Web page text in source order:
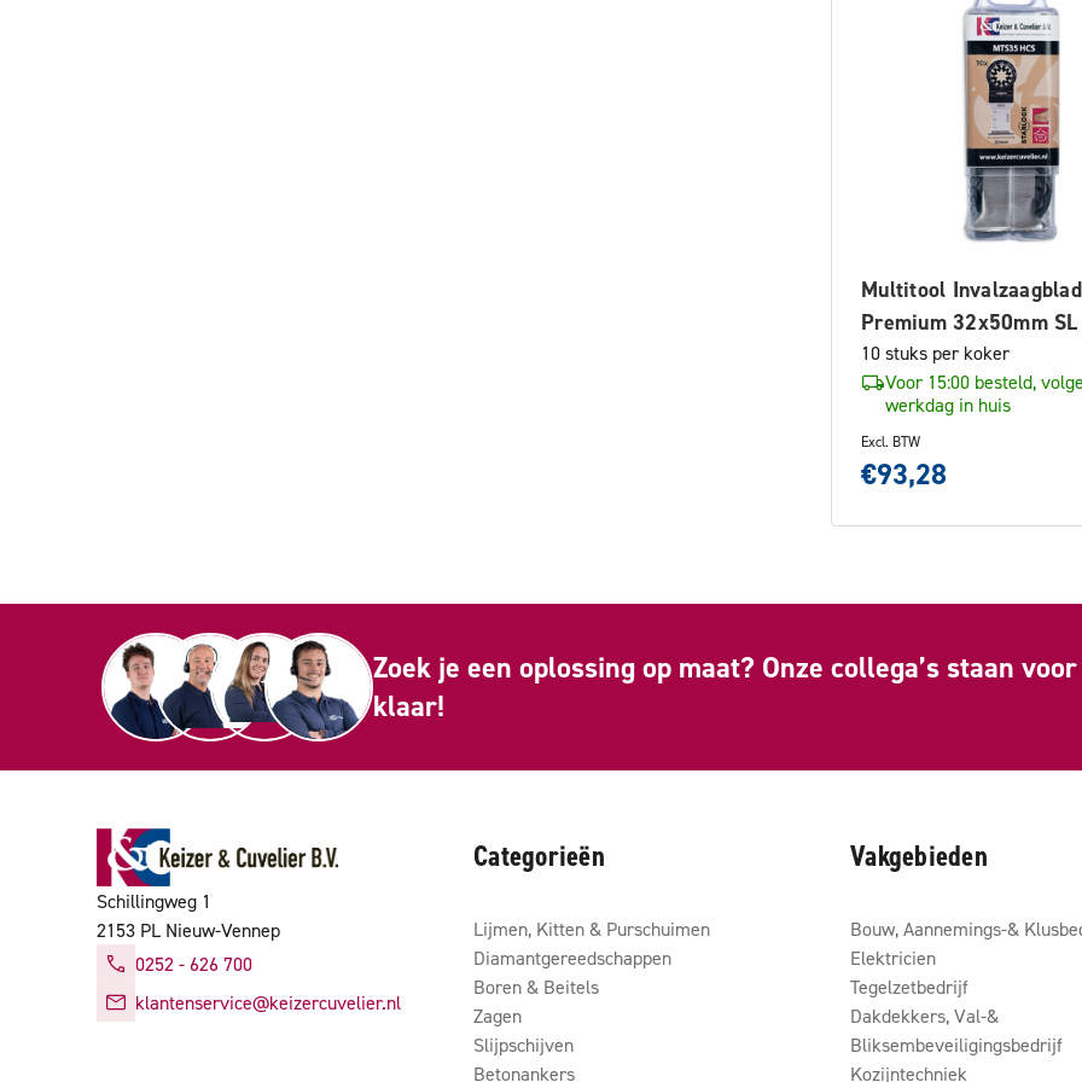
Multitool
Premium 32x50mm
10 stuks per koker
Voor 15:00 besteld,
werkdag in huis
Excl. BTW
€93,28
Zoek je een oplossing op maat? Onze collega’s staan
klaar!
Schillingweg 1
2153 PL Nieuw-Vennep
0252 - 626 700
klantenservice@keizercuvelier.nl
Categorieën
Lijmen, Kitten & Purschuimen
Diamantgereedschappen
Boren & Beitels
Zagen
Slijpschijven
Betonankers
Vakgebieden
Bouw, Aannemings-&
Elektricien
Tegelzetbedrijf
Dakdekkers, Val-&
Bliksembeveiligingsbedrijf
Kozijntechniek